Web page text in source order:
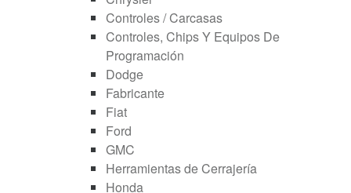
Controles / Carcasas
Controles, Chips Y Equipos De
Programación
Dodge
Fabricante
Fiat
Ford
GMC
Herramientas de Cerrajería
Honda